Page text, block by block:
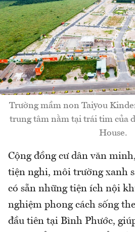
Trường mầm non Taiyou
trung tâm nằm tại trái tim của
House.
Cộng đồng cư dân văn
tiện nghi, môi trường xanh
có sẵn những tiện ích nội
nghiệm phong cách sống
đầu tiên tại Bình Phước,